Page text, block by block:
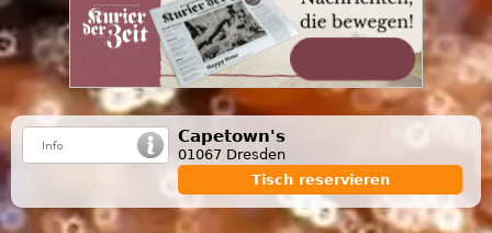
Capetown's
01067 Dresden
Tisch reservieren